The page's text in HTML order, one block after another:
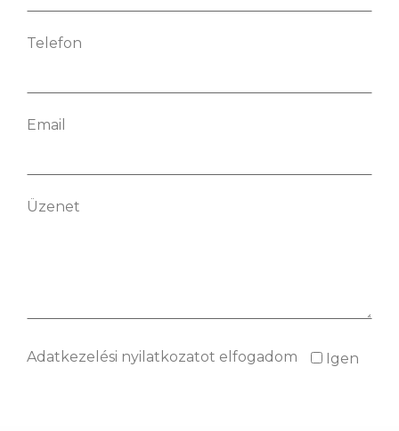
Telefon
Email
Üzenet
Adatkezelési nyilatkozatot elfogadom Igen